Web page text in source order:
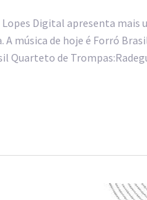
Digital apresenta mais
A música de hoje é Forró
Quarteto de